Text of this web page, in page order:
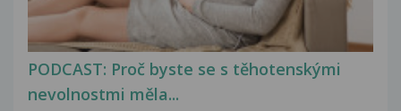
PODCAST: Proč byste se s těhotenskými
nevolnostmi měla...